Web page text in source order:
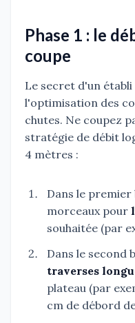
Phase 1 : le
coupe
Le secret d'un
l'optimisation des
chutes. Ne coupez
stratégie de débit
4 mètres :
Dans le
morceaux pour
souhaitée (par
Dans le second
traverses
plateau (par
cm de débord